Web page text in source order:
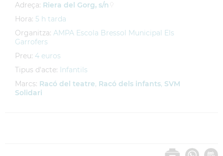
Adreça: Riera del Gorg, s/n
Hora: 5 h tarda
Organitza: AMPA Escola Bressol Municipal Els
Garrofers
Preu: 4 euros
Tipus d'acte: Infantils
Marcs: Racó del teatre, Racó dels infants, SVM
Solidari